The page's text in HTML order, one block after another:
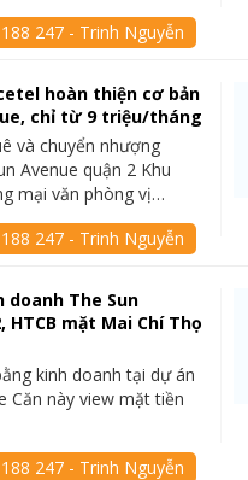
247 - Trinh Nguyễn
hoàn thiện cơ bản
chỉ từ 9 triệu/tháng
và chuyển nhượng
Avenue quận 2 Khu
mại văn phòng vị…
247 - Trinh Nguyễn
doanh The Sun
HTCB mặt Mai Chí Thọ
kinh doanh tại dự án
Căn này view mặt tiền
247 - Trinh Nguyễn